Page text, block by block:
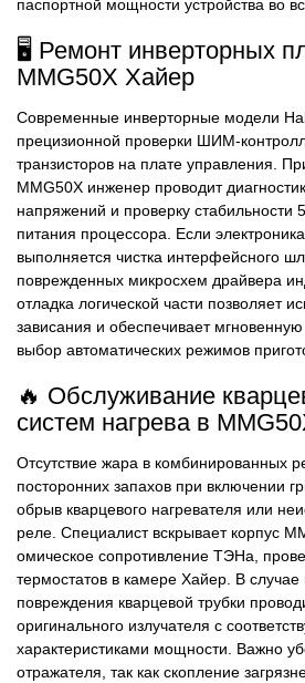
паспортной мощности устройства во
🖥️ Ремонт инверторных
MMG50X Хайер
Современные инверторные модели
прецизионной проверки ШИМ-
транзисторов на плате управления.
MMG50X инженер проводит
напряжений и проверку стабильности
питания процессора. Если
выполняется чистка интерфейсного
поврежденных микросхем драйвера
отладка логической части позволяет
зависания и обеспечивает
выбор автоматических режимов
🔥 Обслуживание
систем нагрева в
Отсутствие жара в комбинированных
посторонних запахов при включении
обрыв кварцевого нагревателя или
реле. Специалист вскрывает корпус
омическое сопротивление ТЭНа,
термостатов в камере Хайер. В случае
повреждения кварцевой трубки
оригинального излучателя с
характеристиками мощности. Важно
отражателя, так как скопление